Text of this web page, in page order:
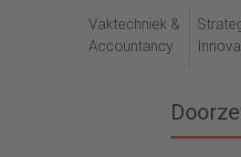
Vaktechniek &
Accountancy